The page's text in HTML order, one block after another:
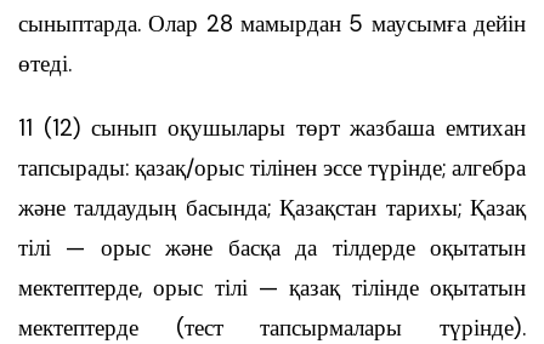
сыныптарда. Олар 28 мамырдан 5 маусымға дейін
өтеді.
11 (12) сынып оқушылары төрт жазбаша емтихан
тапсырады: қазақ/орыс тілінен эссе түрінде; алгебра
және талдаудың басында; Қазақстан тарихы; Қазақ
тілі — орыс және басқа да тілдерде оқытатын
мектептерде, орыс тілі — қазақ тілінде оқытатын
мектептерде (тест тапсырмалары түрінде).